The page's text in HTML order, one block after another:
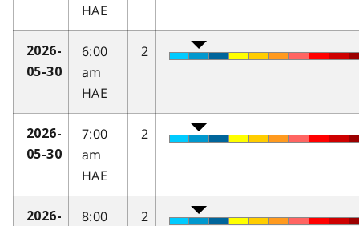
HAE
2026-
05-30
6:00
am
HAE
2
2026-
05-30
7:00
am
HAE
2
2026-
8:00
2